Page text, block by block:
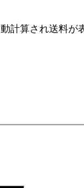
計算され送料が